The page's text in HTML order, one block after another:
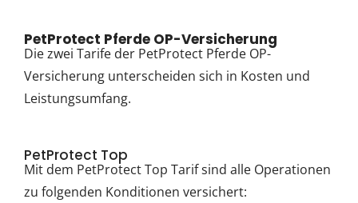
PetProtect Pferde OP-Versicherung
Die zwei Tarife der PetProtect Pferde OP-
Versicherung unterscheiden sich in Kosten und
Leistungsumfang.
PetProtect Top
Mit dem PetProtect Top Tarif sind alle Operationen
zu folgenden Konditionen versichert: